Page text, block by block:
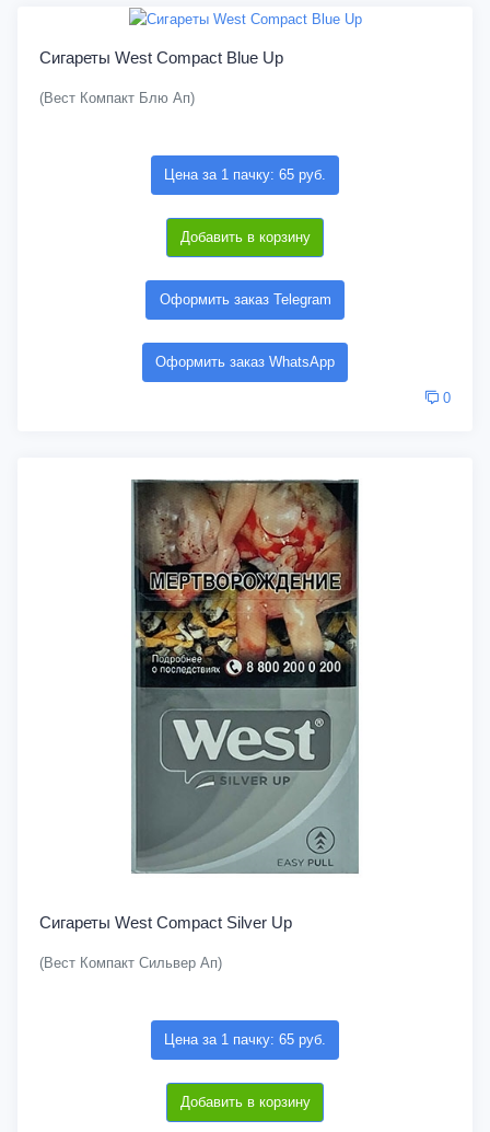
Сигареты West Compact Blue Up
(Вест Компакт Блю Ап)
Цена за 1 пачку: 65 руб.
Добавить в корзину
Оформить заказ Telegram
Оформить заказ WhatsApp
0
Сигареты West Compact Silver Up
(Вест Компакт Сильвер Ап)
Цена за 1 пачку: 65 руб.
Добавить в корзину